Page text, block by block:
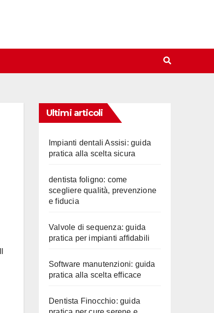
Ultimi articoli
Impianti dentali Assisi: guida
pratica alla scelta sicura
dentista foligno: come
scegliere qualità, prevenzione
e fiducia
Valvole di sequenza: guida
pratica per impianti affidabili
Software manutenzioni: guida
pratica alla scelta efficace
Dentista Finocchio: guida